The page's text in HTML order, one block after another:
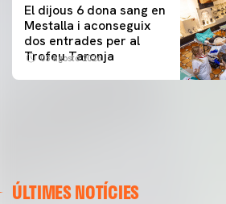
El dijous 6 dona sang en
Mestalla i aconseguix
dos entrades per al
Trofeu Taronja
03 agosto 2026
ÚLTIMES NOTÍCIES